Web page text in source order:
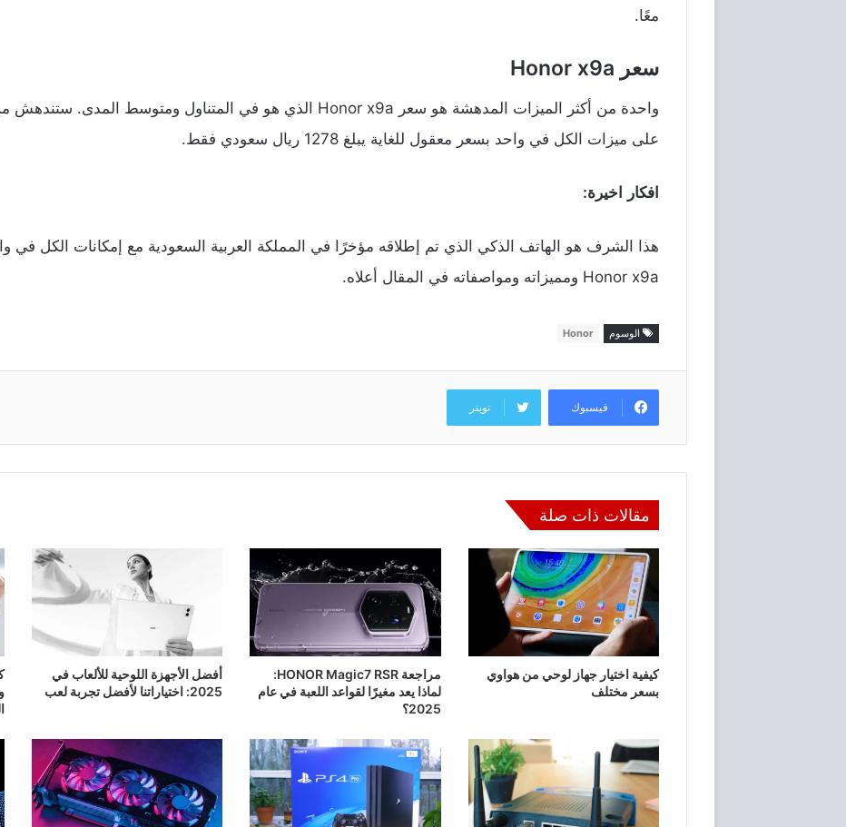
معًا.
سعر Honor x9a
واحدة من أكثر الميزات المدهشة هو سعر الذي هو في المتناول ومتوسط المدى. ستندهش
على ميزات الكل في واحد بسعر معقول للغاية يبلغ ريال سعودي فقط.
افكار اخيرة:
هذا الشرف هو الهاتف الذكي الذي تم إطلاقه مؤخرًا في المملكة العربية السعودية مع إمكانات الكل في
Honor x9a ومميزاته ومواصفاته في المقال أعلاه.
الوسوم Honor
فيسبوك تويتر
مقالات ذات صلة
كيفية اختيار جهاز لوحي من هواوي
بسعر مختلف
مراجعة HONOR Magic7 RSR:
لماذا يعد مغيرًا لقواعد اللعبة في عام
2025؟
أفضل الأجهزة اللوحية للألعاب في
2025: اختياراتنا لأفضل تجربة لعب